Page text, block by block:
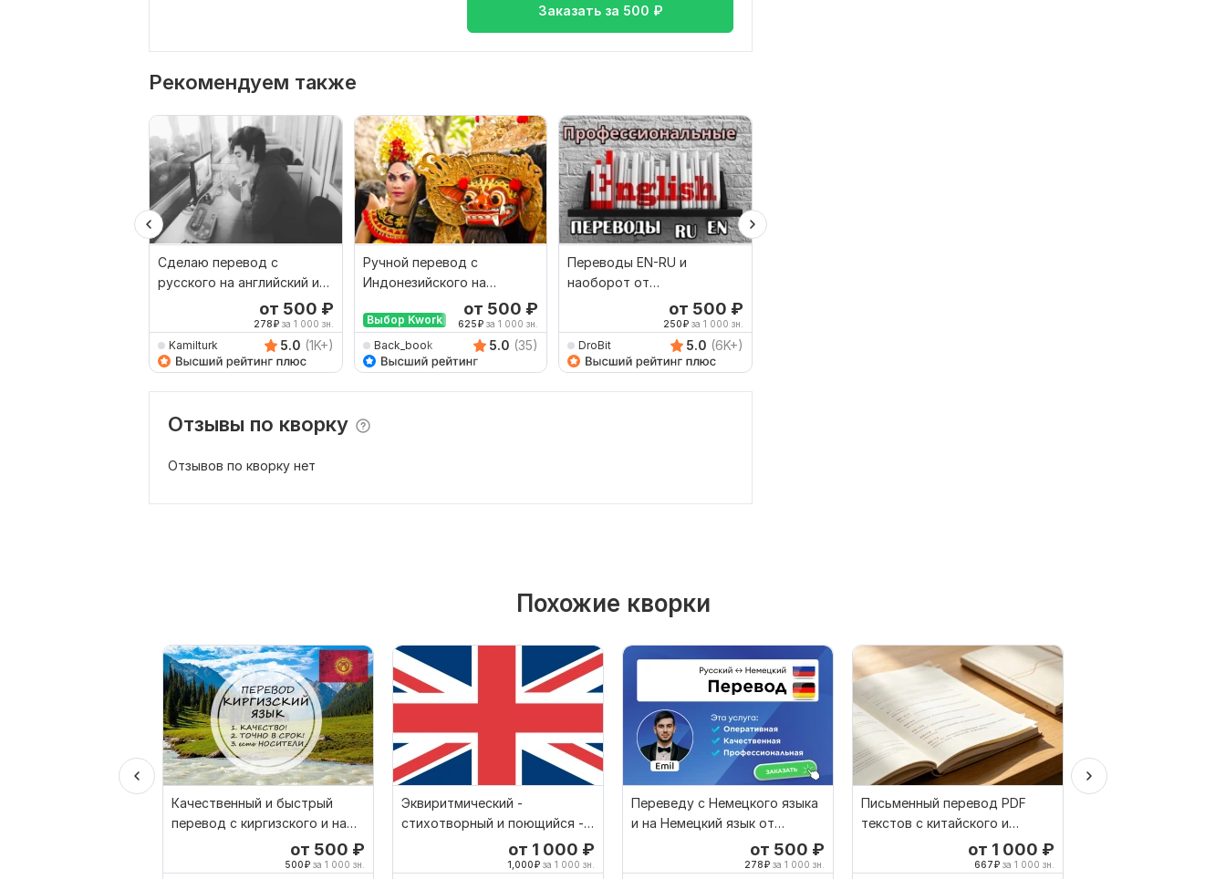
Заказать за 500 ₽
Рекомендуем также
Сделаю перевод с
русского на английский и
от 500 ₽
278₽за 1 000 зн.
Kamilturk 5.0 (1K+)
Ручной перевод с
Индонезийского на
Русский и наоборот
Выбор Kwork
от 500 ₽
625₽ за 1 000 зн.
Back_book 5.0 (35)
Переводы EN-RU и
наоборот от
от 500 ₽
250₽за 1 000 зн.
DroBit 5.0 (6K+)
Отзывы по кворку
Отзывов по кворку нет
Похожие кворки
Качественный и быстрый
перевод с киргизского и на
от 500 ₽
500₽ за 1 000 зн.
Эквиритмический -
стихотворный и поющийся -
от 1 000 ₽
1,000₽ за 1 000 зн.
Переведу с Немецкого языка
и на Немецкий язык от
от 500 ₽
278₽ за 1 000 зн.
Письменный перевод PDF
текстов с китайского и
от 1 000 ₽
667₽ за 1 000 зн.